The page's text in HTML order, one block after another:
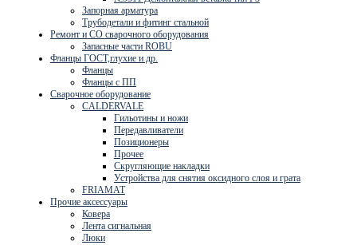
Запорная арматура
Трубодетали и фитинг стальной
Ремонт и СО сварочного оборудования
Запасные части ROBU
Фланцы ГОСТ,глухие и др.
Фланцы
Фланцы с ПП
Сварочное оборудование
CALDERVALE
Гильотины и ножи
Передавливатели
Позиционеры
Прочее
Скругляющие накладки
Устройства для снятия оксидного слоя и грата
FRIAMAT
Прочие аксессуары
Ковера
Лента сигнальная
Люки